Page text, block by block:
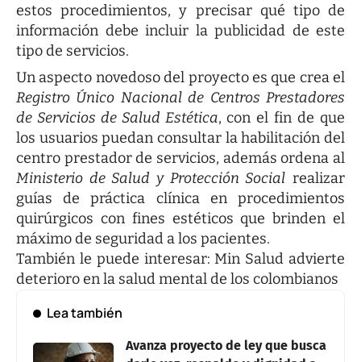
estos procedimientos, y precisar qué tipo de
información debe incluir la publicidad de este
tipo de servicios.
Un aspecto novedoso del proyecto es que crea el
Registro Único Nacional de Centros Prestadores
de Servicios de Salud Estética, con el fin de que
los usuarios puedan consultar la habilitación del
centro prestador de servicios, además ordena al
Ministerio de Salud y Protección Social realizar
guías de práctica clínica en procedimientos
quirúrgicos con fines estéticos que brinden el
máximo de seguridad a los pacientes.
También le puede interesar: Min Salud advierte
deterioro en la salud mental de los colombianos
Lea también
Avanza proyecto de ley que busca